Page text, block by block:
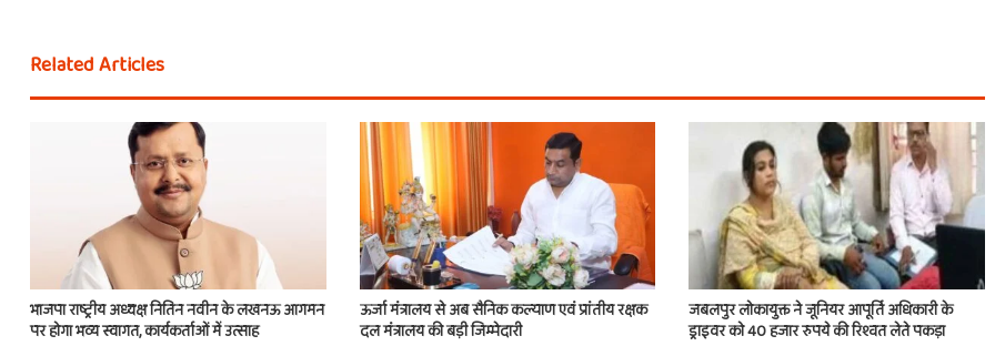
Related Articles
भाजपा राष्ट्रीय अध्यक्ष नितिन नवीन के लखनऊ आगमन
पर होगा भव्य स्वागत, कार्यकर्ताओं में उत्साह
ऊर्जा मंत्रालय से अब सैनिक कल्याण एवं प्रांतीय रक्षक
दल मंत्रालय की बड़ी जिम्मेदारी
जबलपुर लोकायुक्त ने जूनियर आपूर्ति अधिकारी के
ड्राइवर को 40 हजार रुपये की रिश्वत लेते पकड़ा